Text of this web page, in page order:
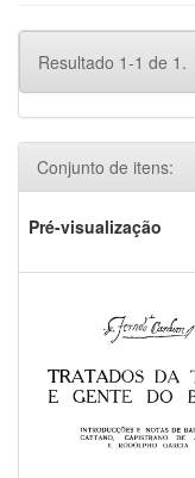
Resultado 1-1 de 1.
Conjunto de itens:
Pré-visualização